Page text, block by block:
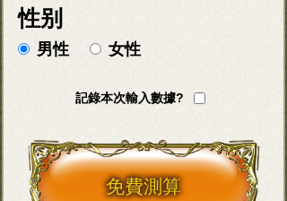
性别
男性 女性
記錄本次輸入數據?
免費測算